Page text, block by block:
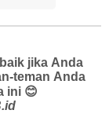
jika Anda
teman Anda
ini 😊